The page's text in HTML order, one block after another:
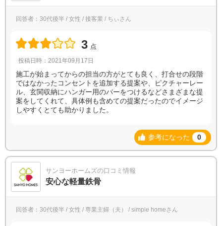
回答者：30代後半 / 女性 / 接客業 / ちぃさん
3 点
投稿日時：2021年09月17日
施工が始まってからの担当の方がとても良く、打合せの段階
ではなかったコンセントを追加する提案や、ピクチャーレー
ル、玄関収納にハンガー用のバーをつけるなどさまざまな提
案をしてくれて、具体例も含めての提案だったのでイメージ
しやすくとても助かりました。
参考になった 0
サンヨーホームズの口コミ情報
安心な軽量鉄骨
回答者：30代後半 / 女性 / 専業主婦（夫） / simple homeさん